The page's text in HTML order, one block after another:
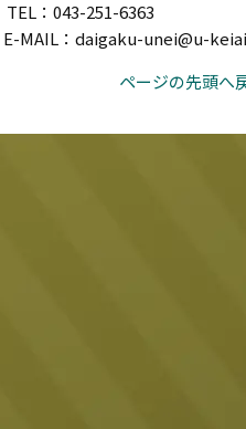
TEL：043-251-
E-MAIL：daigaku-unei@u-
ページの先頭へ